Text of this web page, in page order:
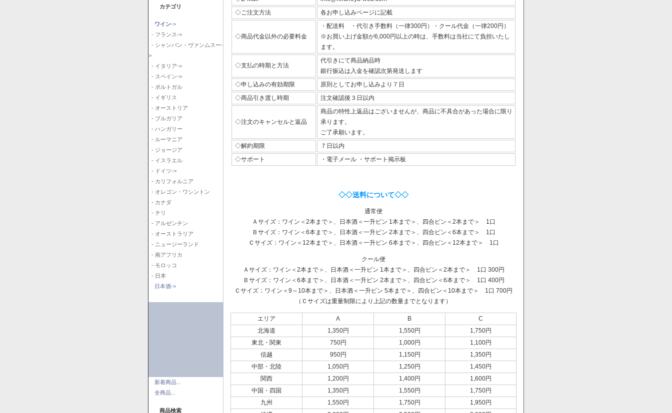
カテゴリ
ワイン->
- フランス->
- シャンパン・ヴァンムスー-
>
- イタリア->
- スペイン->
- ポルトガル
- イギリス
- オーストリア
- ブルガリア
- ハンガリー
- ルーマニア
- ジョージア
- イスラエル
- ドイツ->
- カリフォルニア
- オレゴン・ワシントン
- カナダ
- チリ
- アルゼンチン
- オーストラリア
- ニュージーランド
- 南アフリカ
- モロッコ
- 日本
日本酒->
新着商品...
全商品...
商品検索
◇ご注文方法
各お申し込みページに記載
◇商品代金以外の必要料金
・配送料 ・代引き手数料（一律300円）・クール代金（一律200円）
※お買い上げ金額が6,000円以上の時は、手数料は当社にて負担いたし
ます。
◇支払の時期と方法
代引きにて商品納品時
銀行振込は入金を確認次第発送します
◇申し込みの有効期限
原則としてお申し込みより７日
◇商品引き渡し時期
注文確認後３日以内
◇注文のキャンセルと返品
商品の特性上返品はございませんが、商品に不具合があった場合に限り
承ります。
ご了承願います。
◇解約期限
７日以内
◇サポート
・電子メール ・サポート掲示板
◇◇送料について◇◇
通常便
Ａサイズ：ワイン＜2本まで＞、日本酒＜一升ビン 1本まで＞、四合ビン＜2本まで＞ 1口
Ｂサイズ：ワイン＜6本まで＞、日本酒＜一升ビン 2本まで＞、四合ビン＜6本まで＞ 1口
Ｃサイズ：ワイン＜12本まで＞、日本酒＜一升ビン 6本まで＞、四合ビン＜12本まで＞ 1口
クール便
Ａサイズ：ワイン＜2本まで＞、日本酒＜一升ビン 1本まで＞、四合ビン＜2本まで＞ 1口 300円
Ｂサイズ：ワイン＜6本まで＞、日本酒＜一升ビン 2本まで＞、四合ビン＜6本まで＞ 1口 400円
Ｃサイズ：ワイン＜9～10本まで＞、日本酒＜一升ビン 5本まで＞、四合ビン＜10本まで＞ 1口 700円
（Ｃサイズは重量制限により上記の数量までとなります）
エリア A B
C
北海道
1,350円 1,550円
1,750円
東北・関東
750円 1,000円
1,100円
信越
950円 1,150円
1,350円
中部・北陸
1,050円 1,250円
1,450円
関西
1,200円 1,400円
1,600円
中国・四国
1,350円 1,550円
1,750円
九州
1,550円 1,750円
1,950円